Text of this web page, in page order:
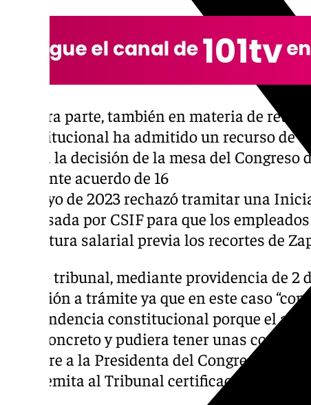
Por otra parte, también en materia de
Constitucional ha admitido un recurso de
contra la decisión de la mesa del Congreso
mediante acuerdo de 16
de mayo de 2023 rechazó tramitar una
impulsada por CSIF para que los
estructura salarial previa los recortes de
El alto tribunal, mediante providencia de 2
admisión a trámite ya que en este caso
trascendencia constitucional porque el
caso concreto y pudiera tener unas
requiere a la Presidenta del Congreso para
días remita al Tribunal certificación del